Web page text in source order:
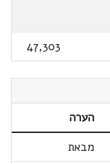
47,303
הערה
מבאת